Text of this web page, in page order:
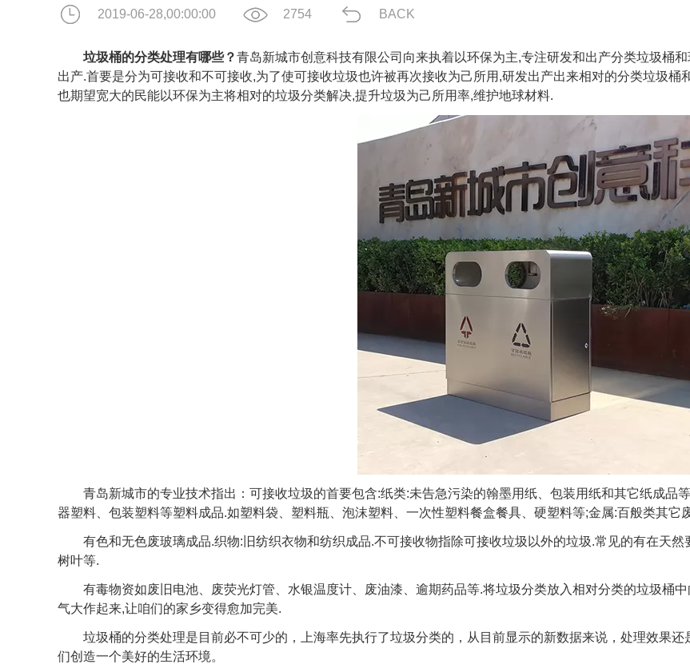
2019-06-28,00:00:00 2754 BACK
垃圾桶的分类处理有哪些？青岛新城市创意科技有限公司向来执着以环保为主,专注研发和出产分类垃圾桶
出产.首要是分为可接收和不可接收,为了使可接收垃圾也许被再次接收为己所用,研发出产出来相对的分类垃圾
也期望宽大的民能以环保为主将相对的垃圾分类解决,提升垃圾为己所用率,维护地球材料.
青岛新城市的专业技术指出：可接收垃圾的首要包含:纸类:未告急污染的翰墨用纸、包装用纸和其它纸成品
器塑料、包装塑料等塑料成品.如塑料袋、塑料瓶、泡沫塑料、一次性塑料餐盒餐具、硬塑料等;金属:百般类其它
有色和无色废玻璃成品.织物:旧纺织衣物和纺织成品.不可接收物指除可接收垃圾以外的垃圾.常见的有在天然
树叶等.
有毒物资如废旧电池、废荧光灯管、水银温度计、废油漆、逾期药品等.将垃圾分类放入相对分类的垃圾桶
气大作起来,让咱们的家乡变得愈加完美.
垃圾桶的分类处理是目前必不可少的，上海率先执行了垃圾分类的，从目前显示的新数据来说，处理效果还
们创造一个美好的生活环境。